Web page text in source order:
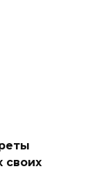
своих